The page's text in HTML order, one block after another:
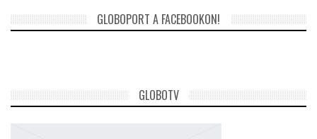
GLOBOPORT A FACEBOOKON!
GLOBOTV